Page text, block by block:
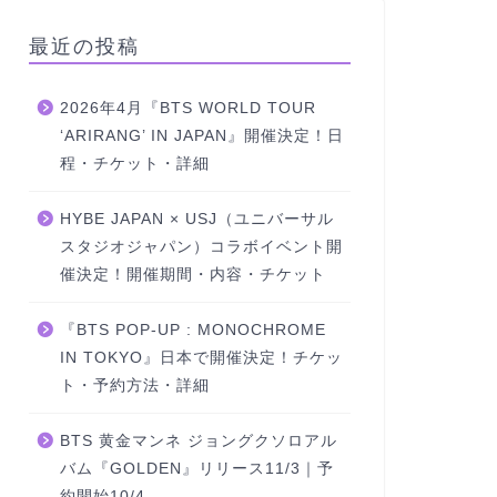
最近の投稿
2026年4月『BTS WORLD TOUR
‘ARIRANG’ IN JAPAN』開催決定！日
程・チケット・詳細
HYBE JAPAN × USJ（ユニバーサル
スタジオジャパン）コラボイベント開
催決定！開催期間・内容・チケット
『BTS POP-UP : MONOCHROME
IN TOKYO』日本で開催決定！チケッ
ト・予約方法・詳細
BTS 黄金マンネ ジョングクソロアル
バム『GOLDEN』リリース11/3｜予